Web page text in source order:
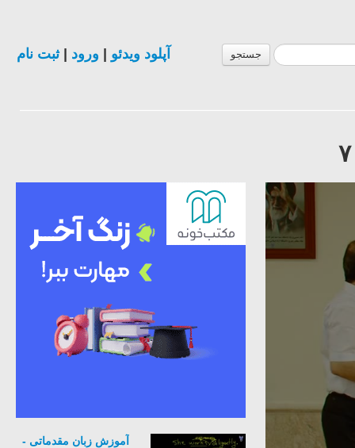
جستجو آپلود ویدئو ورود |ثبت نام
آموزش زبان مقدماتی -